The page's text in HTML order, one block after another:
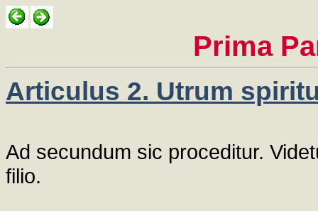
Prima
Articulus 2. Utrum
Ad secundum sic proceditur.
filio.